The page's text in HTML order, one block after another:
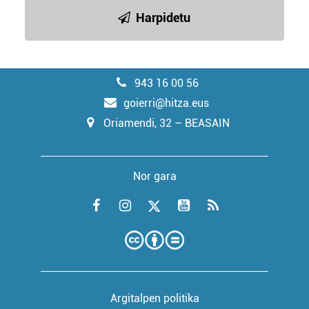
Harpidetu
943 16 00 56
goierri@hitza.eus
Oriamendi, 32 – BEASAIN
Nor gara
Argitalpen politika